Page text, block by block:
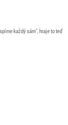
každý sám", hraje to teď